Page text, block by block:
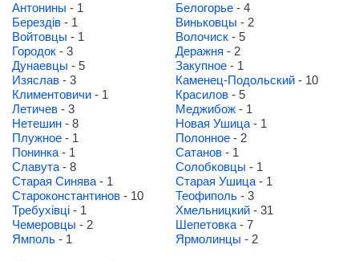
Антонины - 1 Белогорье - 4
Берездів - 1 Виньковцы - 2
Войтовцы - 1 Волочиск - 5
Городок - 3 Деражня - 2
Дунаевцы - 5 Закупное - 1
Изяслав - 3 Каменец-Подольский - 10
Климентовичи - 1 Красилов - 5
Летичев - 3 Меджибож - 1
Нетешин - 8 Новая Ушица - 1
Плужное - 1 Полонное - 2
Понинка - 1 Сатанов - 1
Славута - 8 Солобковцы - 1
Старая Синява - 1 Старая Ушица - 1
Староконстантинов - 10 Теофиполь - 3
Требухівці - 1 Хмельницкий - 31
Чемеровцы - 2 Шепетовка - 7
Ямполь - 1 Ярмолинцы - 2